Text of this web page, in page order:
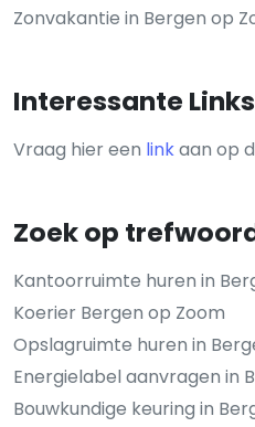
Zonvakantie in Bergen op
Interessante Links
Vraag hier een linkaan op
Zoek op
Kantoorruimte huren in
Koerier Bergen op Zoom
Opslagruimte huren in
Energielabel aanvragen in
Bouwkundige keuring in